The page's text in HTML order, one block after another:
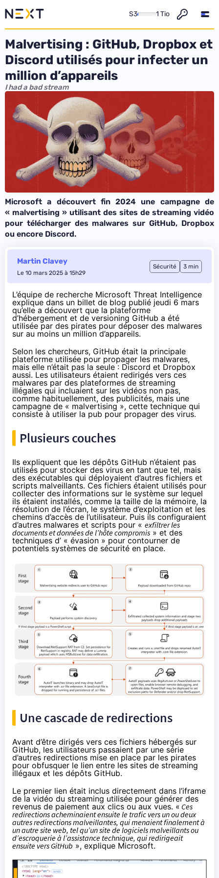
S3 1 Tio
Malvertising : GitHub, Dropbox et
Discord utilisés pour infecter un
million d’appareils
I had a bad stream
Microsoft a découvert fin 2024 une campagne de
« malvertising » utilisant des sites de streaming vidéo
pour télécharger des malwares sur GitHub, Dropbox
ou encore Discord.
Martin Clavey
Le 10 mars 2025 à 15h29
Sécurité 3 min
L’équipe de recherche Microsoft Threat Intelligence
explique dans un billet de blog publié jeudi 6 mars
qu’elle a découvert que la plateforme
d’hébergement et de versioning GitHub a été
utilisée par des pirates pour déposer des malwares
sur au moins un million d’appareils.
Selon les chercheurs, GitHub était la principale
plateforme utilisée pour propager les malwares,
mais elle n’était pas la seule : Discord et Dropbox
aussi. Les utilisateurs étaient redirigés vers ces
malwares par des plateformes de streaming
illégales qui incluaient sur les vidéos non pas,
comme habituellement, des publicités, mais une
campagne de « malvertising », cette technique qui
consiste à utiliser la pub pour propager des virus.
Plusieurs couches
Ils expliquent que les dépôts GitHub n’étaient pas
utilisés pour stocker des virus en tant que tel, mais
des exécutables qui déployaient d’autres fichiers et
scripts malveillants. Ces fichiers étaient utilisés pour
collecter des informations sur le système sur lequel
ils étaient installés, comme la taille de la mémoire, la
résolution de l’écran, le système d’exploitation et les
chemins d’accès de l’utilisateur. Puis ils configuraient
d’autres malwares et scripts pour « exfiltrer les
documents et données de l’hôte compromis » et des
techniques d’ « évasion » pour contourner de
potentiels systèmes de sécurité en place.
Une cascade de redirections
Avant d’être dirigés vers ces fichiers hébergés sur
GitHub, les utilisateurs passaient par une série
d’autres redirections mise en place par les pirates
pour obfusquer le lien entre les sites de streaming
illégaux et les dépôts GitHub.
Le premier lien était inclus directement dans l’iframe
de la vidéo du streaming utilisée pour générer des
revenus de paiement aux clics ou aux vues. « Ces
redirections acheminaient ensuite le trafic vers un ou deux
autres redirections malveillantes, qui menaient finalement à
un autre site web, tel qu’un site de logiciels malveillants ou
d’escroquerie à l’assistance technique, qui redirigeait
ensuite vers GitHub », explique Microsoft.